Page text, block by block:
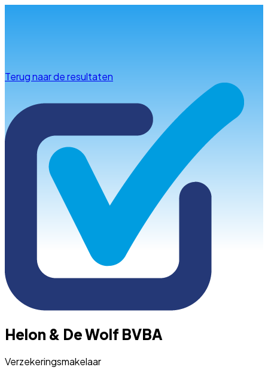
Terug naar de resultaten
Helon & De Wolf BVBA
Verzekeringsmakelaar